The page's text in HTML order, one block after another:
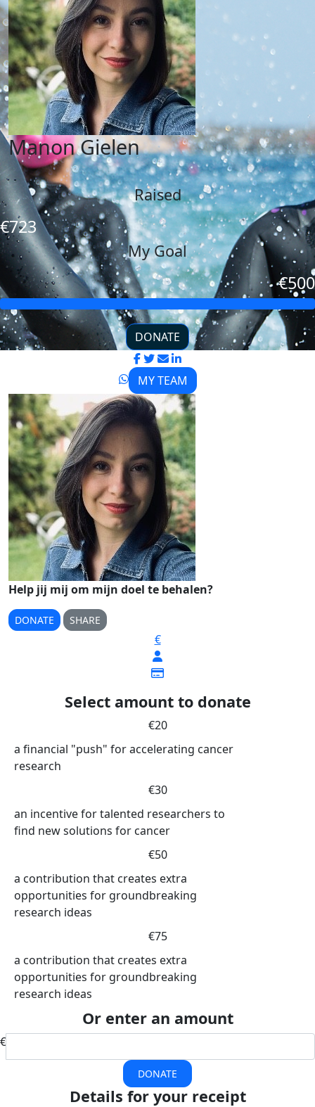
Manon Gielen
Raised
€723
My Goal
€500
DONATE
MY TEAM
Help jij mij om mijn doel te behalen?
DONATE SHARE
€
Select amount to donate
€20
a financial "push" for accelerating cancer
research
€30
an incentive for talented researchers to
find new solutions for cancer
€50
a contribution that creates extra
opportunities for groundbreaking
research ideas
€75
a contribution that creates extra
opportunities for groundbreaking
research ideas
Or enter an amount
€
DONATE
Details for your receipt